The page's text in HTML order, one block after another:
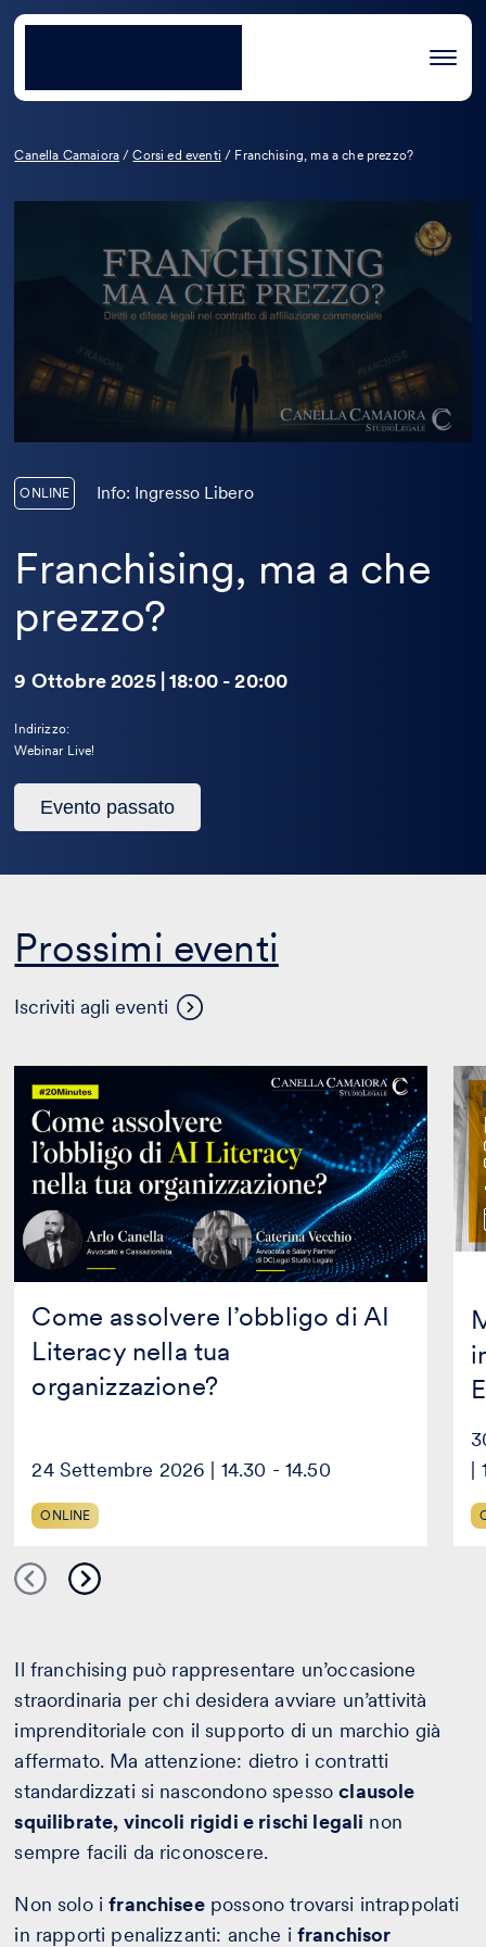
Canella Camaiora /Corsi ed eventi / Franchising, ma a che prezzo?
ONLINE Info: Ingresso Libero
Franchising, ma a che
prezzo?
9 Ottobre 2025 | 18:00 - 20:00
Indirizzo:
Webinar Live!
Questo
evento
è
Evento passato
Prossimi eventi
Iscriviti agli eventi
eventi
Come assolvere l’obbligo di AI
Literacy nella tua
organizzazione?
assolvere
l’obbligo
Literacy
nella
tua
organizzazione?
24 Settembre 2026 | 14.30 - 14.50
ONLINE
in
con
|
Il franchising può rappresentare un’occasione
straordinaria per chi desidera avviare un’attività
imprenditoriale con il supporto di un marchio già
affermato. Ma attenzione: dietro i contratti
standardizzati si nascondono spessoclausole
squilibrate, vincoli rigidi e rischi legali non
sempre facili da riconoscere.
Non solo ifranchiseepossono trovarsi intrappolati
in rapporti penalizzanti: anche i franchisor